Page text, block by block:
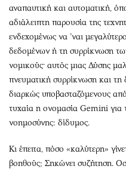
αναπαυτική και αυτοματική,
αδιάλειπτη παρουσία της
ενδεχομένως να ’ναι
δεδομένων ή τη συρρίκνωση
νομικούς· αυτός μιας Δύσης
πνευματική συρρίκνωση και τη
διαρκώς υποβασταζόμενους
τυχαία η ονομασία Gemini για
νοημοσύνης: δίδυμος.
Κι έπειτα, πόσο «καλύτερη»
βοηθούς; Σηκώνει συζήτηση.